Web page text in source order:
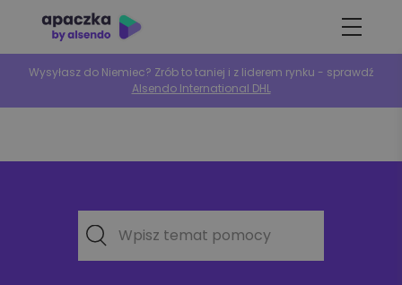
Wysyłasz do Niemiec? Zrób to taniej i z liderem rynku - sprawdź
Alsendo International DHL
Wpisz temat pomocy